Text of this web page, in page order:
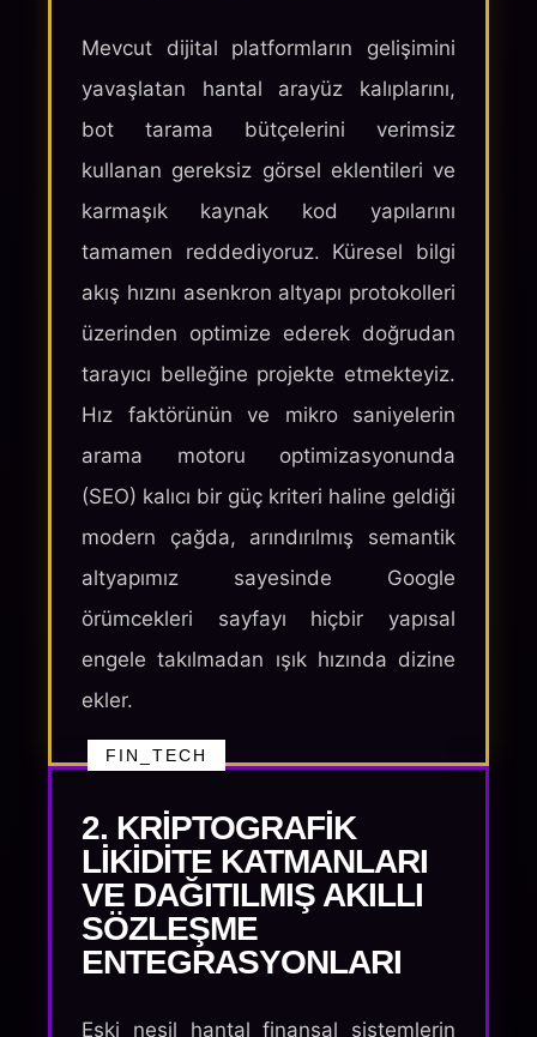
Mevcut dijital platformların gelişimini
yavaşlatan hantal arayüz kalıplarını,
bot tarama bütçelerini verimsiz
kullanan gereksiz görsel eklentileri ve
karmaşık kaynak kod yapılarını
tamamen reddediyoruz. Küresel bilgi
akış hızını asenkron altyapı protokolleri
üzerinden optimize ederek doğrudan
tarayıcı belleğine projekte etmekteyiz.
Hız faktörünün ve mikro saniyelerin
arama motoru optimizasyonunda
(SEO) kalıcı bir güç kriteri haline geldiği
modern çağda, arındırılmış semantik
altyapımız sayesinde Google
örümcekleri sayfayı hiçbir yapısal
engele takılmadan ışık hızında dizine
ekler.
FIN_TECH
2. KRIPTOGRAFIK
LIKIDITE KATMANLARI
VE DAĞITILMIŞ AKILLI
SÖZLEŞME
ENTEGRASYONLARI
Eski nesil hantal finansal sistemlerin